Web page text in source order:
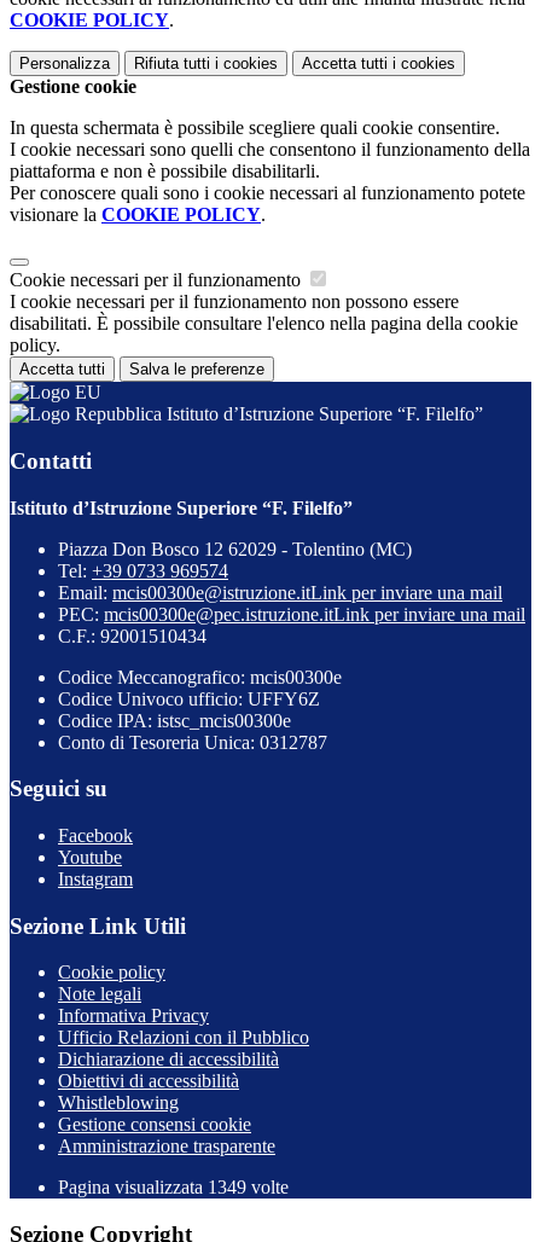
COOKIE POLICY.
Personalizza Rifiuta tutti i cookies Accetta tutti i cookies
Gestione cookie
In questa schermata è possibile scegliere quali cookie consentire.
I cookie necessari sono quelli che consentono il funzionamento della
piattaforma e non è possibile disabilitarli.
Per conoscere quali sono i cookie necessari al funzionamento potete
visionare la COOKIE POLICY.
Cookie necessari per il funzionamento
I cookie necessari per il funzionamento non possono essere
disabilitati. È possibile consultare l'elenco nella pagina della cookie
policy.
Accetta tutti Salva le preferenze
Istituto d’Istruzione Superiore “F. Filelfo”
Contatti
Istituto d’Istruzione Superiore “F. Filelfo”
Piazza Don Bosco 12 62029 - Tolentino (MC)
Tel: +39 0733 969574
Email: mcis00300e@istruzione.itLink per inviare una mail
PEC: mcis00300e@pec.istruzione.itLink per inviare una mail
C.F.: 92001510434
Codice Meccanografico: mcis00300e
Codice Univoco ufficio: UFFY6Z
Codice IPA: istsc_mcis00300e
Conto di Tesoreria Unica: 0312787
Seguici su
Facebook
Youtube
Instagram
Sezione Link Utili
Cookie policy
Note legali
Informativa Privacy
Ufficio Relazioni con il Pubblico
Dichiarazione di accessibilità
Obiettivi di accessibilità
Whistleblowing
Gestione consensi cookie
Amministrazione trasparente
Pagina visualizzata 1349 volte
Sezione Copyright